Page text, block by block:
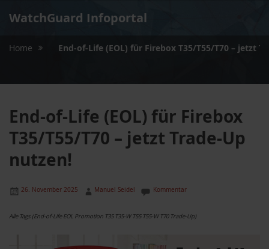
WatchGuard Infoportal
Home End-of-Life (EOL) für Firebox T35/T55/T70 – jetzt
End-of-Life (EOL) für Firebox
T35/T55/T70 – jetzt Trade-Up
nutzen!
26. November 2025 Manuel Seidel Kommentar
Alle Tags (End-of-Life EOL Promotion T35 T35-W T55 T55-W T70 Trade-Up)